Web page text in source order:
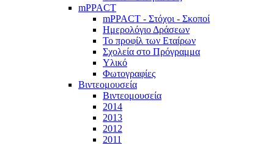
mPPACT
mPPACT - Στόχοι - Σκοποί
Ημερολόγιο Δράσεων
Το προφίλ των Εταίρων
Σχολεία στο Πρόγραμμα
Υλικό
Φωτογραφίες
Βιντεομουσεία
Βιντεομουσεία
2014
2013
2012
2011